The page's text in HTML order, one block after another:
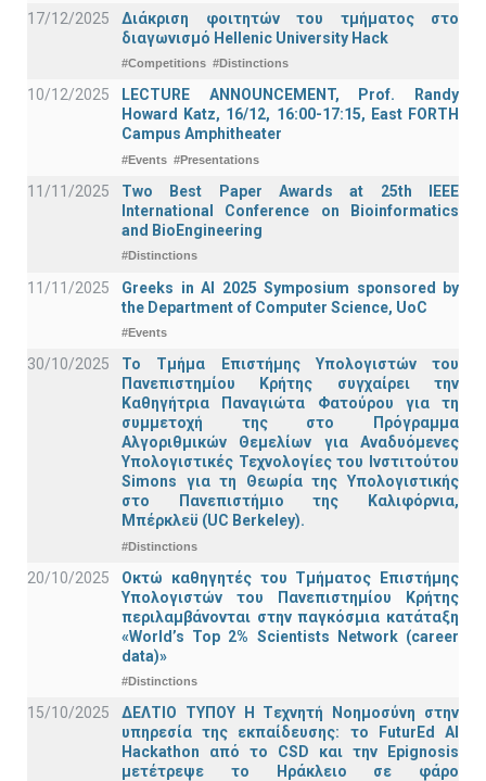
17/12/2025
Διάκριση φοιτητών του τμήματος στο
διαγωνισμό Hellenic University Hack
#Competitions #Distinctions
10/12/2025
LECTURE ANNOUNCEMENT, Prof. Randy
Howard Katz, 16/12, 16:00-17:15, East FORTH
Campus Amphitheater
#Events #Presentations
11/11/2025
Two Best Paper Awards at 25th IEEE
International Conference on Bioinformatics
and BioEngineering
#Distinctions
11/11/2025
Greeks in AI 2025 Symposium sponsored by
the Department of Computer Science, UoC
#Events
30/10/2025
Το Τμήμα Επιστήμης Υπολογιστών του
Πανεπιστημίου Κρήτης συγχαίρει την
Καθηγήτρια Παναγιώτα Φατούρου για τη
συμμετοχή της στο Πρόγραμμα
Αλγοριθμικών Θεμελίων για Αναδυόμενες
Υπολογιστικές Τεχνολογίες του Ινστιτούτου
Simons για τη Θεωρία της Υπολογιστικής
στο Πανεπιστήμιο της Καλιφόρνια,
Μπέρκλεϋ (UC Berkeley).
#Distinctions
20/10/2025
Οκτώ καθηγητές του Τμήματος Επιστήμης
Υπολογιστών του Πανεπιστημίου Κρήτης
περιλαμβάνονται στην παγκόσμια κατάταξη
«World’s Top 2% Scientists Network (career
data)»
#Distinctions
15/10/2025
ΔΕΛΤΙΟ ΤΥΠΟΥ H Tεχνητή Νοημοσύνη στην
υπηρεσία της εκπαίδευσης: το FuturEd AI
Hackathon από το CSD και την Epignosis
μετέτρεψε το Ηράκλειο σε φάρο